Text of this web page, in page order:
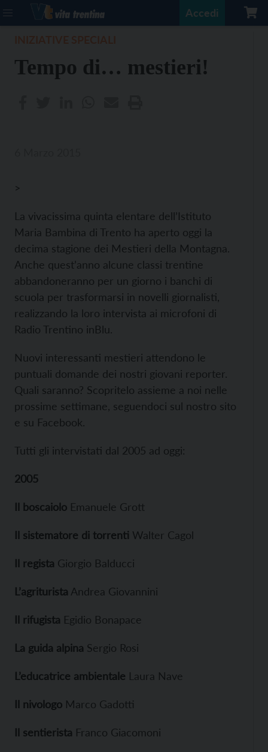
Accedi
Tempo di… mestieri!
>
La vivacissima quinta elentare dell’Istituto
Maria Bambina di Trento ha aperto oggi la
decima stagione dei Mestieri della Montagna.
Anche quest’anno alcune classi trentine
abbandoneranno per un giorno i banchi di
scuola per trasformarsi in novelli giornalisti,
realizzando la loro intervista ai microfoni di
Radio Trentino inBlu.
Nuovi interessanti mestieri attendono le
puntuali domande dei nostri giovani reporter.
Quali saranno? Scopritelo assieme a noi nelle
prossime settimane, seguendoci sul nostro sito
e su Facebook.
Tutti gli intervistati dal 2005 ad oggi:
2005
Il boscaiolo Emanuele Grott
Il sistematore di torrenti Walter Cagol
Il regista Giorgio Balducci
L’agriturista Andrea Giovannini
Il rifugista Egidio Bonapace
La guida alpina Sergio Rosi
L’educatrice ambientale Laura Nave
Il nivologo Marco Gadotti
Il sentierista Franco Giacomoni